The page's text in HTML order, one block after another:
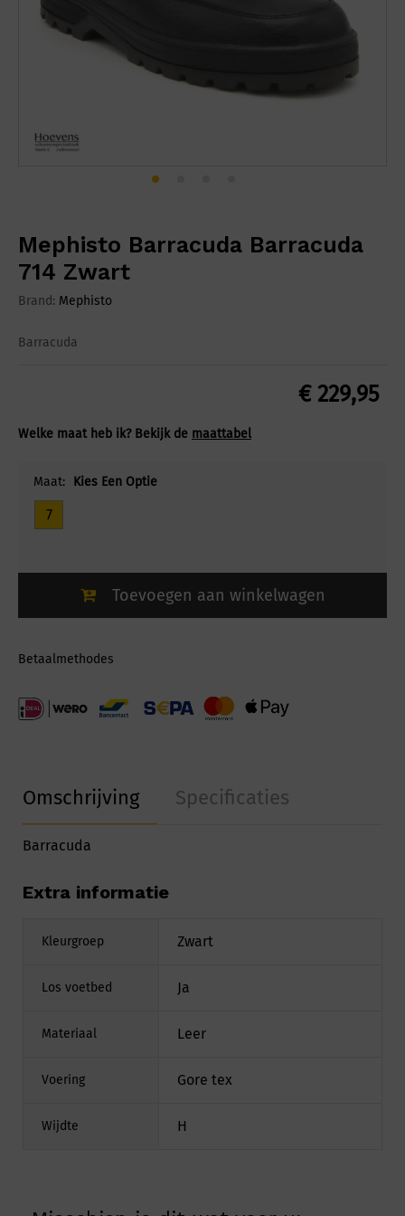
Mephisto Barracuda Barracuda
714 Zwart
Brand: Mephisto
Barracuda
€229,95
Welke maat heb ik? Bekijk de maattabel
Maat: Kies Een Optie
7
Toevoegen aan winkelwagen
Betaalmethodes
Omschrijving Specificaties
Barracuda
Extra informatie
Kleurgroep Zwart
Los voetbed Ja
Materiaal Leer
Voering Gore tex
Wijdte H